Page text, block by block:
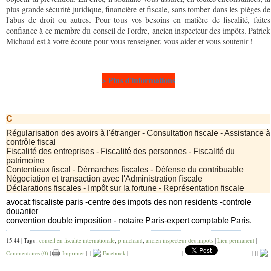
plus grande sécurité juridique, financière et fiscale, sans tomber dans les pièges de
l'abus de droit ou autres. Pour tous vos besoins en matière de fiscalité, faites
confiance à ce membre du conseil de l'ordre, ancien inspecteur des impôts. Patrick
Michaud est à votre écoute pour vous renseigner, vous aider et vous soutenir !
> Plus d'informations
C
Régularisation des avoirs à l'étranger - Consultation fiscale - Assistance à
contrôle fiscal
Fiscalité des entreprises - Fiscalité des personnes - Fiscalité du
patrimoine
Contentieux fiscal - Démarches fiscales - Défense du contribuable
Négociation et transaction avec l'Administration fiscale
Déclarations fiscales - Impôt sur la fortune - Représentation fiscale
avocat fiscaliste paris -centre des impots des non residents -controle
douanier
convention double imposition - notaire Paris-expert comptable Paris.
15:44 | Tags : conseil en fiscalite internationale, p michaud, ancien inspecteur des impots | Lien permanent |
Commentaires (0) | Imprimer | | Facebook | | | | |